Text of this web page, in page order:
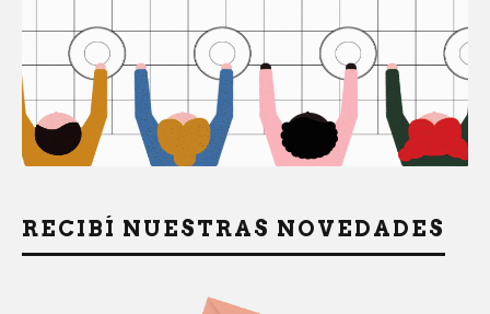
RECIBÍ NUESTRAS NOVEDADES